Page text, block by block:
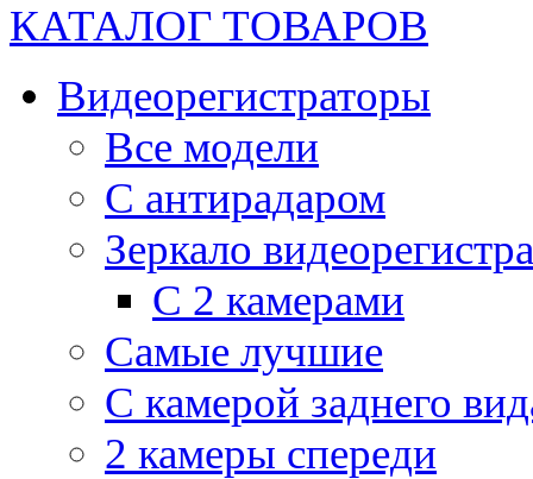
КАТАЛОГ ТОВАРОВ
Видеорегистраторы
Все модели
C антирадаром
Зеркало
С 2 камерами
Самые лучшие
С камерой заднего
2 камеры спереди